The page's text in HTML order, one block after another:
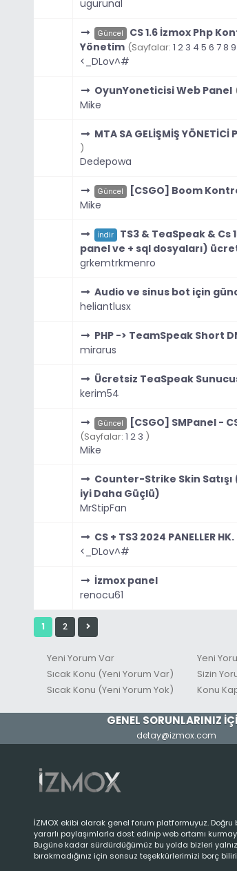
ugurunal
Güncel
CS 1.6 İzmox Php
Yönetim (Sayfalar: 1 2 3 4 5 6 78 9
<_DLov^#
OyunYoneticisi Web Panel
Mike
MTA SA GELİŞMİŞ YÖNETİCİ
)
Dedepowa
Güncel
[CSGO] Boom
Mike
İndir
TS3 & TeaSpeak & Cs
panel ve + sql dosyaları)
grkemtrkmenro
Audio ve sinus bot için
heliantlusx
PHP -> TeamSpeak Short
mirarus
Ücretsiz TeaSpeak
kerim54
Güncel [CSGO] SMPanel -
(Sayfalar: 1 2 3 )
Mike
Counter-Strike Skin
iyi Daha Güçlü)
MrStipFan
CS + TS3 2024 PANELLER HK.
<_DLov^#
İzmox panel
renocu61
1 2
Yeni Yorum Var
Sıcak Konu (Yeni Yorum Var)
Sıcak Konu (Yeni Yorum Yok)
Yeni
Sizin
Konu
GENEL SORUNLARINIZ
detay@izmox.com
İZMOX ekibi olarak genel forum platformuyuz. Doğru
yararlı paylaşımlarla dost edinip web ortamı
Bugüne kadar sürdürdüğümüz bu yolda bizleri yalnız
bırakmadığınız için sonsuz teşekkürlerimizi borç